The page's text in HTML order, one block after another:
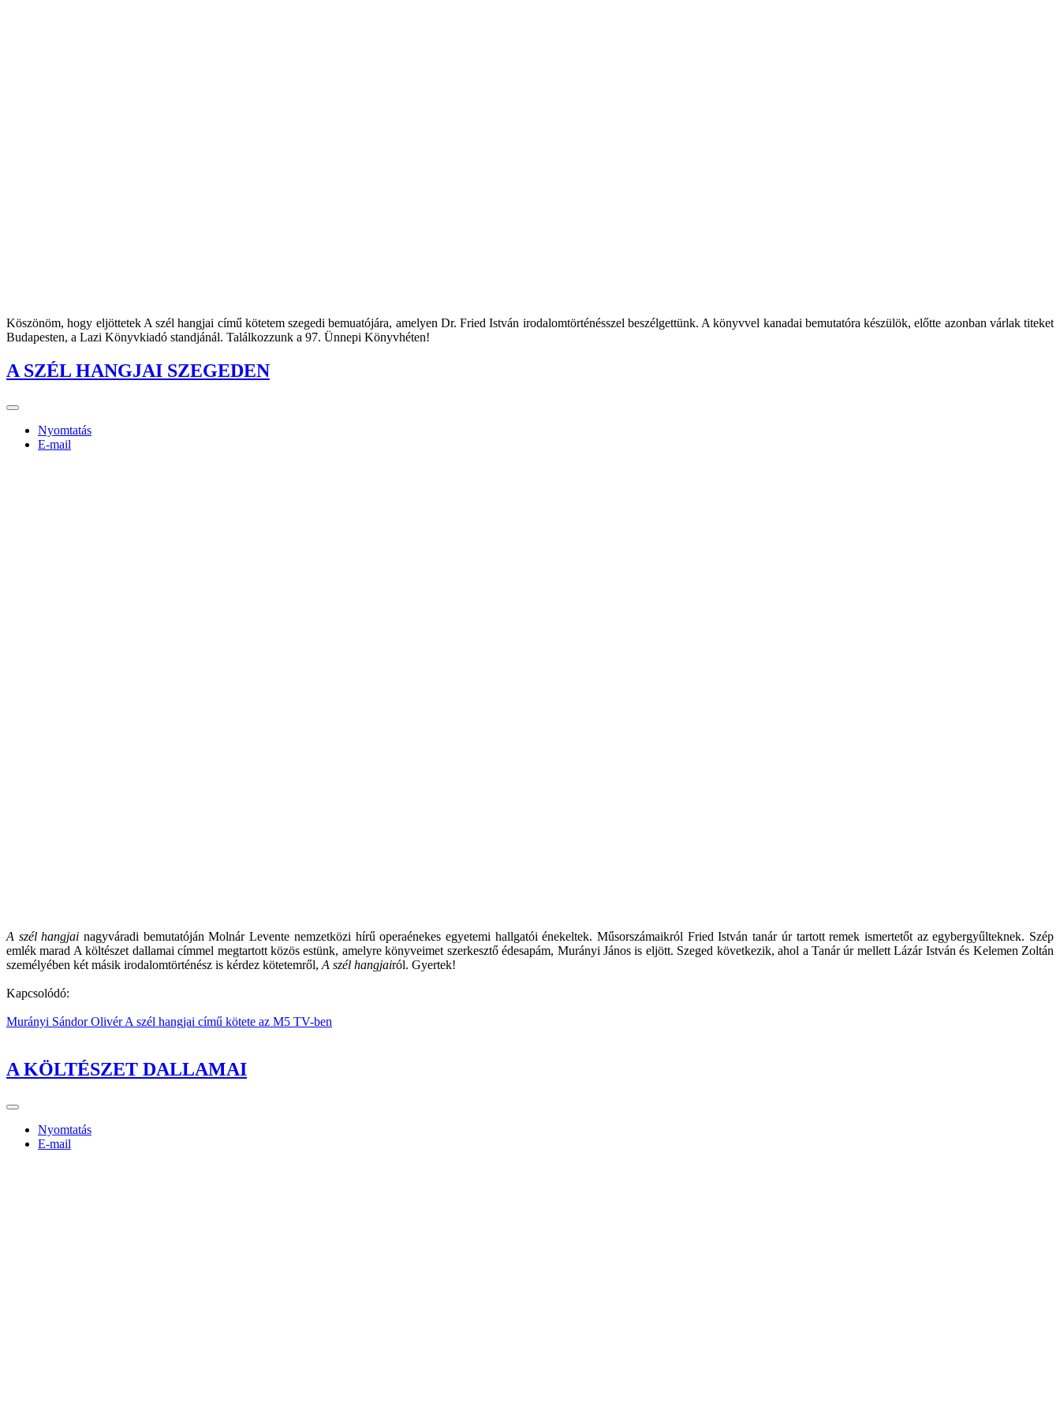
Köszönöm, hogy eljöttetek A szél hangjai című kötetem szegedi bemuatójára, amelyen Dr. Fried István irodalomtörténésszel beszélgettünk. A könyvvel kanadai bemutatóra készülök, előtte azonban várlak titeket
Budapesten, a Lazi Könyvkiadó standjánál. Találkozzunk a 97. Ünnepi Könyvhéten!
A SZÉL HANGJAI SZEGEDEN
Nyomtatás
E-mail
A szél hangjai nagyváradi bemutatóján Molnár Levente nemzetközi hírű operaénekes egyetemi hallgatói énekeltek. Műsorszámaikról Fried István tanár úr tartott remek ismertetőt az egybergyűlteknek. Szép
emlék marad A költészet dallamai címmel megtartott közös estünk, amelyre könyveimet szerkesztő édesapám, Murányi János is eljött. Szeged következik, ahol a Tanár úr mellett Lázár István és Kelemen Zoltán
személyében két másik irodalomtörténész is kérdez kötetemről,A szél hangjairól. Gyertek!
Kapcsolódó:
Murányi Sándor Olivér A szél hangjai című kötete az M5 TV-ben
A KÖLTÉSZET DALLAMAI
Nyomtatás
E-mail